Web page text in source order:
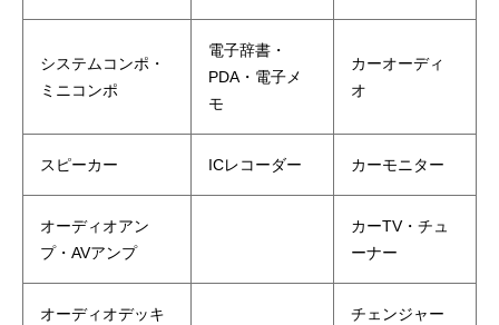
システムコンポ・
ミニコンポ
電子辞書・
PDA・電子メ
モ
カーオーディ
オ
スピーカー ICレコーダー カーモニター
オーディオアン
プ・AVアンプ
カーTV・チュ
ーナー
オーディオデッキ チェンジャー